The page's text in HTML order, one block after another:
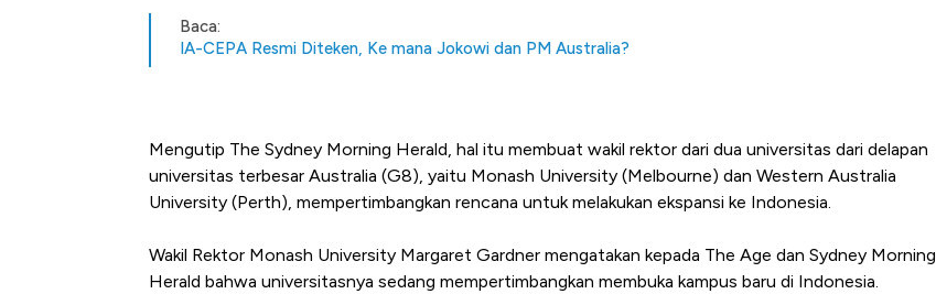
Baca:
IA-CEPA Resmi Diteken, Ke mana Jokowi dan PM Australia?
Mengutip The Sydney Morning Herald, hal itu membuat wakil rektor dari dua universitas dari delapan
universitas terbesar Australia (G8), yaitu Monash University (Melbourne) dan Western Australia
University (Perth), mempertimbangkan rencana untuk melakukan ekspansi ke Indonesia.
Wakil Rektor Monash University Margaret Gardner mengatakan kepada The Age dan Sydney Morning
Herald bahwa universitasnya sedang mempertimbangkan membuka kampus baru di Indonesia.